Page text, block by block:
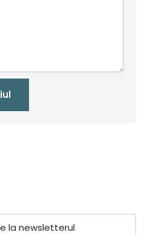
la newsletterul